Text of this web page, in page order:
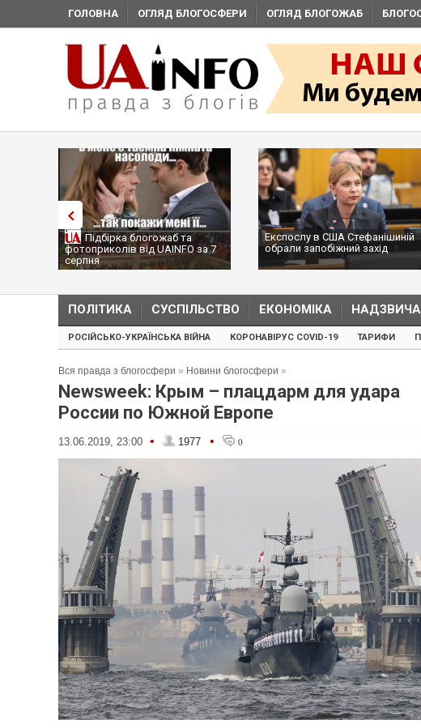
ГОЛОВНА ОГЛЯД БЛОГОСФЕРИ ОГЛЯД БЛОГОЖАБ
Підбірка блогожаб та
фотоприколів від UAINFO за 7
серпня
Експослу в США Стефанішиній
обрали запобіжний захід
ПОЛІТИКА СУСПІЛЬСТВО ЕКОНОМІКА
РОСІЙСЬКО-УКРАЇНСЬКА ВІЙНА КОРОНАВІРУС COVID-19 ТАРИФИ
Вся правда з блогосфери » Новини блогосфери »
Newsweek: Крым – плацдарм для удара
России по Южной Европе
13.06.2019, 23:00 • 1977 • 0